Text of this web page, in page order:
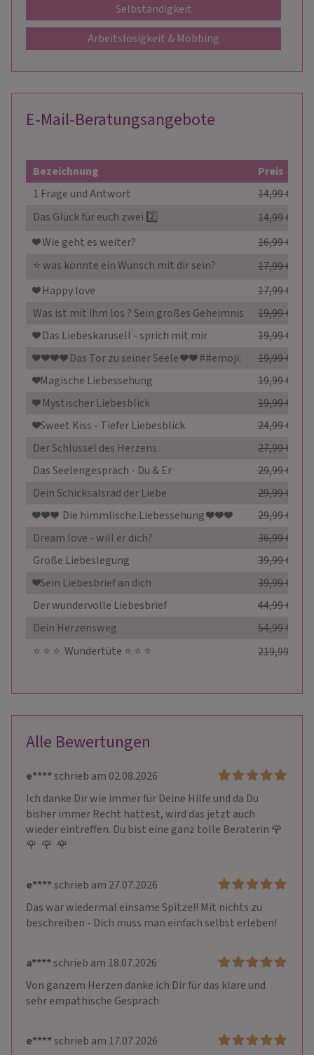
Selbständigkeit
Arbeitslosigkeit & Mobbing
E-Mail-Beratungsangebote
Bezeichnung
Preis
1 Frage und Antwort
14,99 €
Das Glück für euch zwei 2️⃣
14,99 €
❤️ Wie geht es weiter?
16,99 €
⭐ was könnte ein Wunsch mit dir sein?
17,99 €
❤️ Happy love
17,99 €
Was ist mit ihm los ? Sein großes Geheimnis
19,99 €
❤️ Das Liebeskarusell - sprich mit mir
19,99 €
❤ ️❤ ️❤ ️❤ ️Das Tor zu seiner Seele ❤ ️❤ ️##emoji:
19,99 €
❤️Magische Liebessehung
19,99 €
❤️ Mystischer Liebesblick
19,99 €
❤️Sweet Kiss - Tiefer Liebesblick
24,99 €
Der Schlüssel des Herzens
27,99 €
Das Seelengespräch - Du & Er
29,99 €
Dein Schicksalsrad der Liebe
29,99 €
❤ ️❤ ️❤ ️ Die himmlische Liebessehung ❤ ️❤ ️❤ ️
29,99 €
Dream love - will er dich?
36,99 €
Große Liebeslegung
39,99 €
❤️Sein Liebesbrief an dich
39,99 €
Der wundervolle Liebesbrief
44,99 €
Dein Herzensweg
54,99 €
⭐ ️⭐ ️⭐ ️ Wundertüte ⭐ ️⭐ ️⭐ ️
219,99 €
Alle Bewertungen
e****schrieb am 02.08.2026
Ich danke Dir wie immer für Deine Hilfe und da Du
bisher immer Recht hattest, wird das jetzt auch
wieder eintreffen. Du bist eine ganz tolle Beraterin 🌹
🌹  🌹  🌹
e****schrieb am 27.07.2026
Das war wiedermal einsame Spitze!! Mit nichts zu
beschreiben - Dich muss man einfach selbst erleben!
a****schrieb am 18.07.2026
Von ganzem Herzen danke ich Dir für das klare und
sehr empathische Gespräch
e****schrieb am 17.07.2026